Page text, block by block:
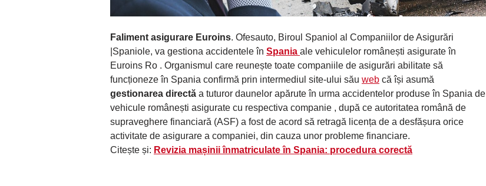
Faliment asigurare Euroins. Ofesauto, Biroul Spaniol al Companiilor de Asigurări
|Spaniole, va gestiona accidentele în Spania ale vehiculelor românești asigurate în
Euroins Ro . Organismul care reunește toate companiile de asigurări abilitate să
funcționeze în Spania confirmă prin intermediul site-ului său web că își asumă
gestionarea directă a tuturor daunelor apărute în urma accidentelor produse în Spania de
vehicule românești asigurate cu respectiva companie , după ce autoritatea română de
supraveghere financiară (ASF) a fost de acord să retragă licența de a desfășura orice
activitate de asigurare a companiei, din cauza unor probleme financiare.
Citește și: Revizia mașinii înmatriculate în Spania: procedura corectă